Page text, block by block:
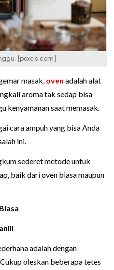
[pexels.com]
masak, oven adalah alat
aroma tak sedap bisa
kenyamanan saat memasak.
cara ampuh yang bisa Anda
ini.
sederet metode untuk
baik dari oven biasa maupun
adalah dengan
oleskan beberapa tetes